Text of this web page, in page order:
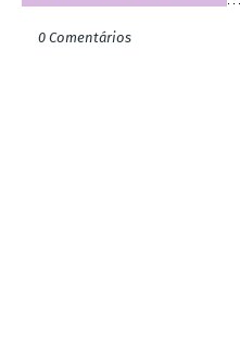
0 Comentários